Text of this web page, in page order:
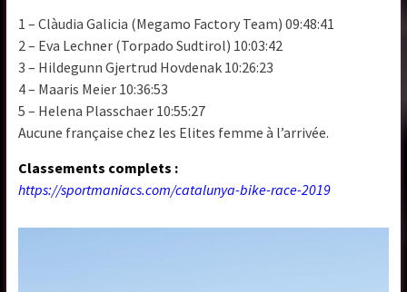
1 – Clàudia Galicia (Megamo Factory Team) 09:48:41
2 – Eva Lechner (Torpado Sudtirol) 10:03:42
3 – Hildegunn Gjertrud Hovdenak 10:26:23
4 – Maaris Meier 10:36:53
5 – Helena Plasschaer 10:55:27
Aucune française chez les Elites femme à l’arrivée.
Classements complets :
https://sportmaniacs.com/catalunya-bike-race-2019